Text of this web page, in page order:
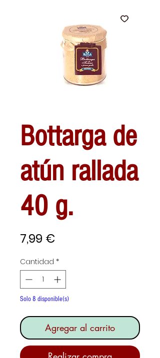
Bottarga de
atún rallada
40 g.
7,99 €
Cantidad *
Solo 8 disponible(s)
Agregar al carrito